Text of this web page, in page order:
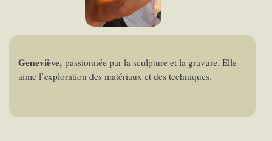
Geneviève, passionnée par la sculpture et la gravure. Elle
aime l’exploration des matériaux et des techniques.